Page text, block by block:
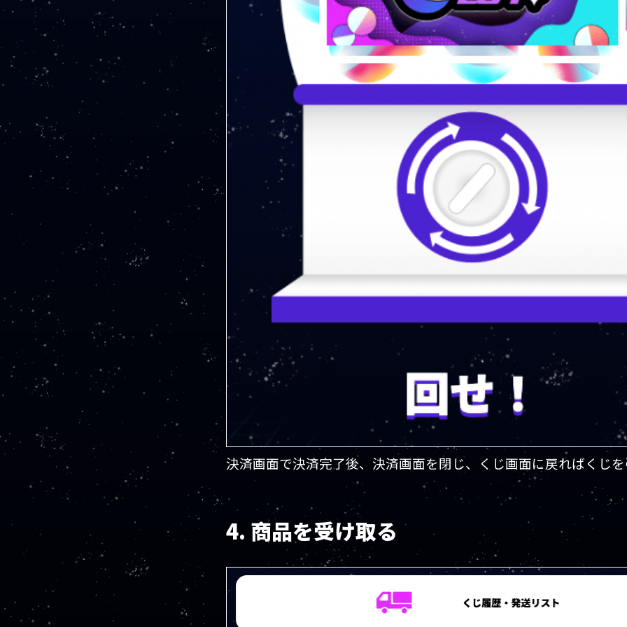
決済画面で決済完了後、決済画面を閉じ、くじ画面に戻ればくじ
4. 商品を受け取る